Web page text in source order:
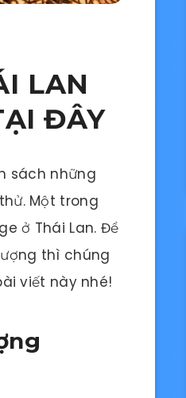
LAN
ĐÂY
sách những
Một trong
ở Thái Lan. Để
thì chúng
viết này nhé!